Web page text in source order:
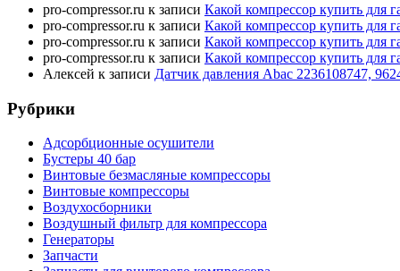
pro-compressor.ru к записи Какой компрессор купить для
pro-compressor.ru к записи Какой компрессор купить для
pro-compressor.ru к записи Какой компрессор купить для
pro-compressor.ru к записи Какой компрессор купить для
Алексей к записи Датчик давления Abac 2236108747,
Рубрики
Адсорбционные осушители
Бустеры 40 бар
Винтовые безмасляные компрессоры
Винтовые компрессоры
Воздухосборники
Воздушный фильтр для компрессора
Генераторы
Запчасти